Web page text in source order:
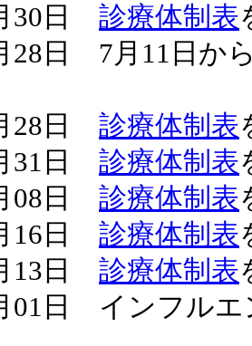
30日 診療体制表
28日 7月11日か
28日 診療体制表
31日 診療体制表
08日 診療体制表
16日 診療体制表
13日 診療体制表
01日 インフル